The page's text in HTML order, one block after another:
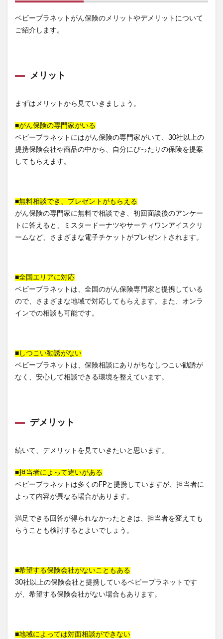
ベビープラネットがん保険のメリットやデメリットについて
ご紹介します。
メリット
まずはメリットから見ていきましょう。
■がん保険の専門家がいる
ベビープラネットにはがん保険の専門家がいて、30社以上の
提携保険会社や商品の中から、自分にぴったりの保険を提案
してもらえます。
■無料相談でき、プレゼントがもらえる
がん保険の専門家に無料で相談でき、初回面談後のアンケー
トに答えると、ミスタードーナツやサーティワンアイスクリ
ームなど、さまざまな電子チケットがプレゼントされます。
■全国エリアに対応
ベビープラネットは、全国のがん保険専門家と提携している
ので、さまざまな地域で対応してもらえます。また、オンラ
インでの相談も可能です。
■しつこい勧誘がない
ベビープラネットは、保険相談にありがちなしつこい勧誘が
なく、安心して相談できる環境を整えています。
デメリット
続いて、デメリットを見ていきたいと思います。
■担当者によって違いがある
ベビープラネットは多くのFPと提携していますが、担当者に
よって内容が異なる場合があります。
満足できる回答が得られなかったときは、担当者を変えても
らうことも検討するとよいでしょう。
■希望する保険会社がないこともある
30社以上の保険会社と提携しているベビープラネットです
が、希望する保険会社がない場合もあります。
■地域によっては対面相談ができない